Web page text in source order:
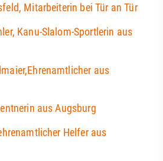
Mitarbeiterin bei Tür an Tür
Kanu-Slalom-Sportlerin aus
aus
aus Augsburg
Helfer aus